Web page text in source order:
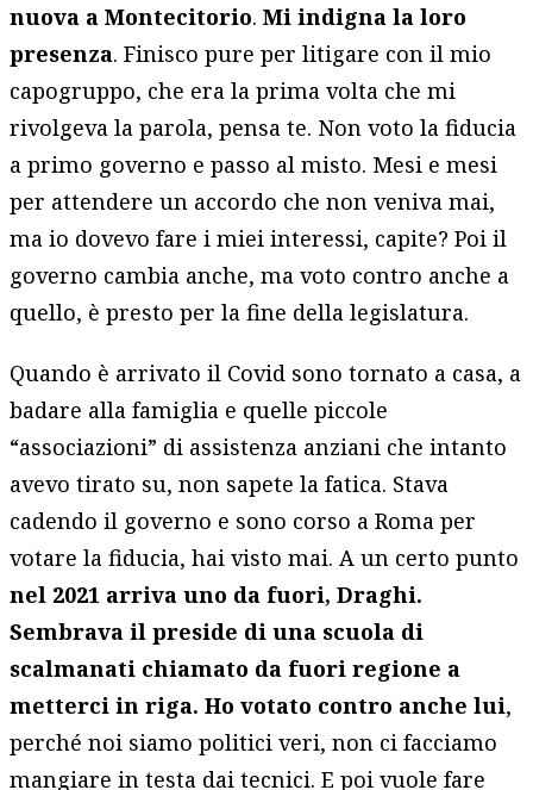
nuova a Montecitorio.Mi indigna la loro
presenza. Finisco pure per litigare con il mio
capogruppo, che era la prima volta che mi
rivolgeva la parola, pensa te. Non voto la fiducia
a primo governo e passo al misto. Mesi e mesi
per attendere un accordo che non veniva mai,
ma io dovevo fare i miei interessi, capite? Poi il
governo cambia anche, ma voto contro anche a
quello, è presto per la fine della legislatura.
Quando è arrivato il Covid sono tornato a casa, a
badare alla famiglia e quelle piccole
“associazioni” di assistenza anziani che intanto
avevo tirato su, non sapete la fatica. Stava
cadendo il governo e sono corso a Roma per
votare la fiducia, hai visto mai. A un certo punto
nel 2021 arriva uno da fuori, Draghi.
Sembrava il preside di una scuola di
scalmanati chiamato da fuori regione a
metterci in riga. Ho votato contro anche lui,
perché noi siamo politici veri, non ci facciamo
mangiare in testa dai tecnici. E poi vuole fare